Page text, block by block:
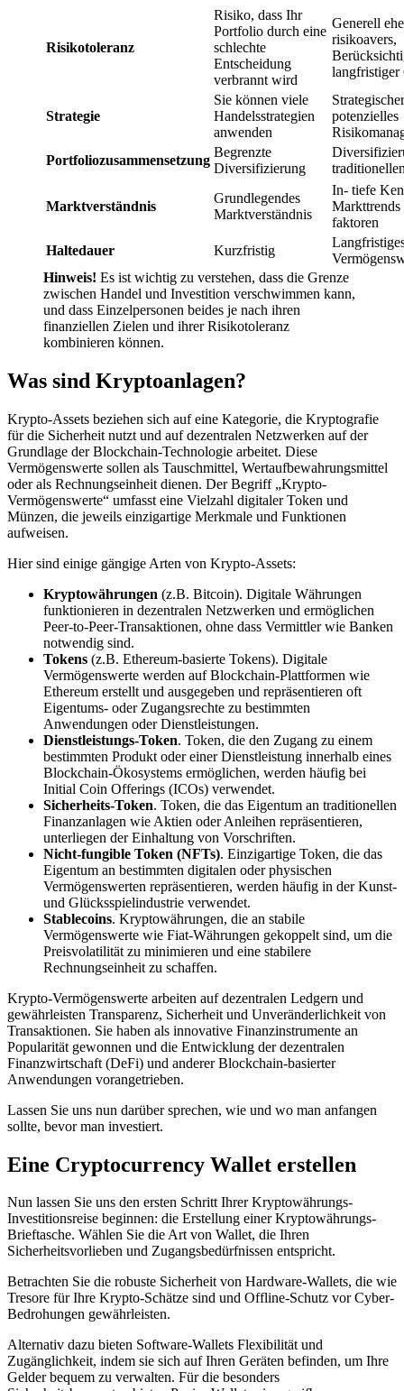
Risikotoleranz
Risiko, dass Ihr
Portfolio durch eine
schlechte
Entscheidung
verbrannt wird
Generell
risikoavers,
langfristiger
Strategie
Sie können viele
Handelsstrategien
anwenden
potenzielles
Portfoliozusammensetzung
Begrenzte
Diversifizierung
Marktverständnis
Grundlegendes
Marktverständnis
In- tiefe
Markttrends
faktoren
Haltedauer
Kurzfristig
Hinweis! Es ist wichtig zu verstehen, dass die Grenze
zwischen Handel und Investition verschwimmen kann,
und dass Einzelpersonen beides je nach ihren
finanziellen Zielen und ihrer Risikotoleranz
kombinieren können.
Was sind Kryptoanlagen?
Krypto-Assets beziehen sich auf eine Kategorie, die Kryptografie
für die Sicherheit nutzt und auf dezentralen Netzwerken auf der
Grundlage der Blockchain-Technologie arbeitet. Diese
Vermögenswerte sollen als Tauschmittel, Wertaufbewahrungsmittel
oder als Rechnungseinheit dienen. Der Begriff „Krypto-
Vermögenswerte“ umfasst eine Vielzahl digitaler Token und
Münzen, die jeweils einzigartige Merkmale und Funktionen
aufweisen.
Hier sind einige gängige Arten von Krypto-Assets:
Kryptowährungen (z.B. Bitcoin). Digitale Währungen
funktionieren in dezentralen Netzwerken und ermöglichen
Peer-to-Peer-Transaktionen, ohne dass Vermittler wie Banken
notwendig sind.
Tokens (z.B. Ethereum-basierte Tokens). Digitale
Vermögenswerte werden auf Blockchain-Plattformen wie
Ethereum erstellt und ausgegeben und repräsentieren oft
Eigentums- oder Zugangsrechte zu bestimmten
Anwendungen oder Dienstleistungen.
Dienstleistungs-Token. Token, die den Zugang zu einem
bestimmten Produkt oder einer Dienstleistung innerhalb eines
Blockchain-Ökosystems ermöglichen, werden häufig bei
Initial Coin Offerings (ICOs) verwendet.
Sicherheits-Token. Token, die das Eigentum an traditionellen
Finanzanlagen wie Aktien oder Anleihen repräsentieren,
unterliegen der Einhaltung von Vorschriften.
Nicht-fungible Token (NFTs). Einzigartige Token, die das
Eigentum an bestimmten digitalen oder physischen
Vermögenswerten repräsentieren, werden häufig in der Kunst-
und Glücksspielindustrie verwendet.
Stablecoins. Kryptowährungen, die an stabile
Vermögenswerte wie Fiat-Währungen gekoppelt sind, um die
Preisvolatilität zu minimieren und eine stabilere
Rechnungseinheit zu schaffen.
Krypto-Vermögenswerte arbeiten auf dezentralen Ledgern und
gewährleisten Transparenz, Sicherheit und Unveränderlichkeit von
Transaktionen. Sie haben als innovative Finanzinstrumente an
Popularität gewonnen und die Entwicklung der dezentralen
Finanzwirtschaft (DeFi) und anderer Blockchain-basierter
Anwendungen vorangetrieben.
Lassen Sie uns nun darüber sprechen, wie und wo man anfangen
sollte, bevor man investiert.
Eine Cryptocurrency Wallet erstellen
Nun lassen Sie uns den ersten Schritt Ihrer Kryptowährungs-
Investitionsreise beginnen: die Erstellung einer Kryptowährungs-
Brieftasche. Wählen Sie die Art von Wallet, die Ihren
Sicherheitsvorlieben und Zugangsbedürfnissen entspricht.
Betrachten Sie die robuste Sicherheit von Hardware-Wallets, die wie
Tresore für Ihre Krypto-Schätze sind und Offline-Schutz vor Cyber-
Bedrohungen gewährleisten.
Alternativ dazu bieten Software-Wallets Flexibilität und
Zugänglichkeit, indem sie sich auf Ihren Geräten befinden, um Ihre
Gelder bequem zu verwalten. Für die besonders